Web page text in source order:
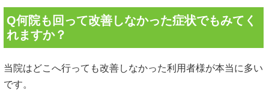
Q何院も回って改善しなかった症状でもみてく
れますか？
当院はどこへ行っても改善しなかった利用者様が本当に多い
です。